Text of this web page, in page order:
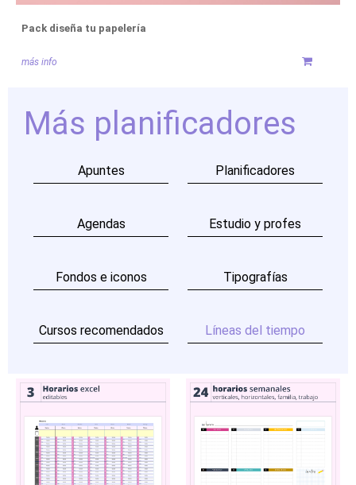
Pack diseña tu papelería
más info
Más planificadores
Apuntes Planificadores
Agendas Estudio y profes
Fondos e iconos Tipografías
Cursos recomendados Líneas del tiempo